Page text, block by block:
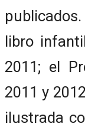
libro
2011; el
2011 y
ilustrada